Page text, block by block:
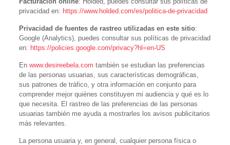
privacidad en: https://www.holded.com/es/politica-de-privacidad
Privacidad de fuentes de rastreo utilizadas en este sitio:
Google (Analytics), puedes consultar sus políticas de privacidad
en: https://policies.google.com/privacy?hl=en-US
En www.desireebela.com también se estudian las preferencias
de las personas usuarias, sus características demográficas,
sus patrones de tráfico, y otra información en conjunto para
comprender mejor quiénes constituyen mi audiencia y qué es lo
que necesita. El rastreo de las preferencias de las personas
usuarias también me ayuda a mostrarles los avisos publicitarios
más relevantes.
La persona usuaria y, en general, cualquier persona física o